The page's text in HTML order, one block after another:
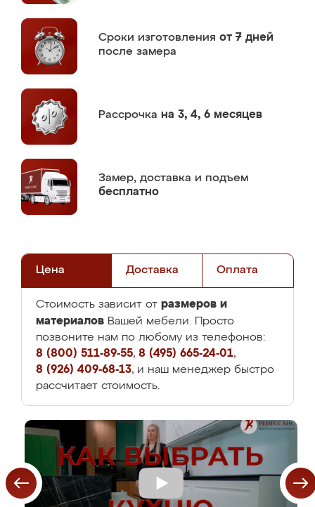
Сроки изготовления от 7 дней
после замера
Рассрочка на 3, 4, 6 месяцев
Замер, доставка и подъем
бесплатно
Цена Доставка Оплата
Стоимость зависит от размеров и
материалов Вашей мебели. Просто
позвоните нам по любому из телефонов:
8 (800) 511-89-55, 8 (495) 665-24-01,
8 (926) 409-68-13, и наш менеджер быстро
рассчитает стоимость.